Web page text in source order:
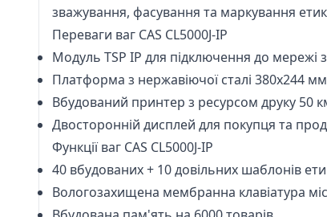
зважування, фасування та маркування
Переваги ваг CAS CL5000J-IP
Модуль TSP IP для підключення до мережі
Платформа з нержавіючої сталі 380х244 мм
Вбудований принтер з ресурсом друку 50
Двосторонній дисплей для покупця та
Функції ваг CAS CL5000J-IP
40 вбудованих + 10 довільних шаблонів
Вологозахищена мембранна клавіатура